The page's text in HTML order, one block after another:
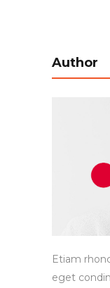
Author
Etiam
eget